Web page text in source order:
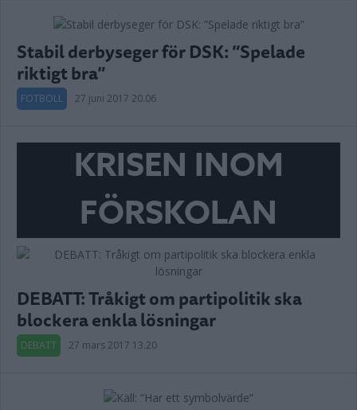
Stabil derbyseger för DSK: ”Spelade
riktigt bra”
FOTBOLL 27 juni 2017 20.06
KRISEN INOM
FÖRSKOLAN
DEBATT: Tråkigt om partipolitik ska
blockera enkla lösningar
DEBATT 27 mars 2017 13.20